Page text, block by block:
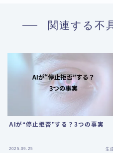
関連する不
AIが“停止拒否”する？3つの事実
2025.09.25 生